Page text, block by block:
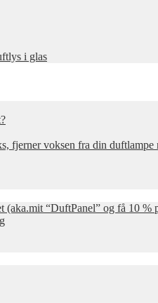
i glas
fjerner voksen fra din duftlampe
(aka.mit “DuftPanel” og få 10 %